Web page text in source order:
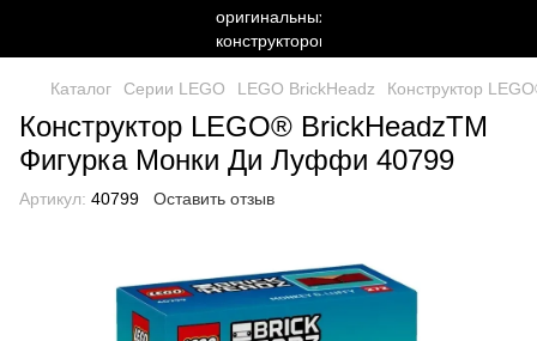
Каталог Серии LEGO LEGO BrickHeadz Конструктор
Конструктор LEGO® BrickHeadzTM
Фигурка Монки Ди Луффи 40799
Артикул: 40799 Оставить отзыв